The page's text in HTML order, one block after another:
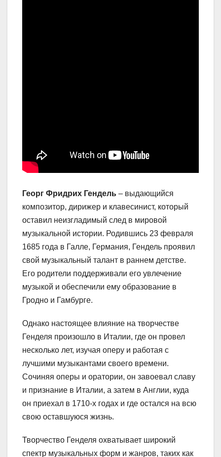
Георг Фридрих Гендель – выдающийся
композитор, дирижер и клавесинист, который
оставил неизгладимый след в мировой
музыкальной истории. Родившись 23 февраля
1685 года в Галле, Германия, Гендель проявил
свой музыкальный талант в раннем детстве.
Его родители поддерживали его увлечение
музыкой и обеспечили ему образование в
Гродно и Гамбурге.
Однако настоящее влияние на творчестве
Генделя произошло в Италии, где он провел
несколько лет, изучая оперу и работая с
лучшими музыкантами своего времени.
Сочиняя оперы и оратории, он завоевал славу
и признание в Италии, а затем в Англии, куда
он приехал в 1710-х годах и где остался на всю
свою оставшуюся жизнь.
Творчество Генделя охватывает широкий
спектр музыкальных форм и жанров, таких как